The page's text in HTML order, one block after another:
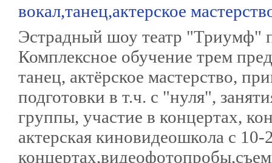
вокал,танец,актерское
Эстрадный шоу театр "Триумф"
Комплексное обучение трем
танец, актёрское мастерство,
подготовки в т.ч. с "нуля",
группы, участие в концертах,
актерская киновидеошкола с 10-